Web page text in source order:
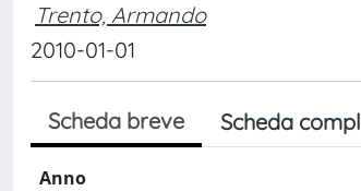
Trento, Armando
2010-01-01
Scheda breve Scheda
Anno